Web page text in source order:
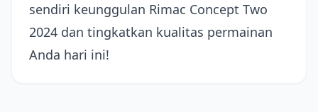
sendiri keunggulan Rimac Concept Two
2024 dan tingkatkan kualitas permainan
Anda hari ini!